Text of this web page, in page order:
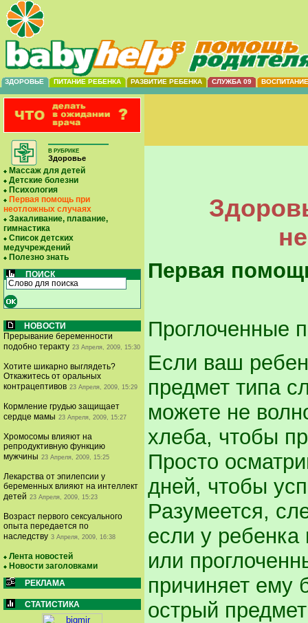
ЗДОРОВЬЕ ПИТАНИЕ РЕБЕНКА РАЗВИТИЕ РЕБЕНКА СЛУЖБА 09 ВОСПИТАНИЕ
В РУБРИКЕ
Здоровье
Массаж для детей
Детские болезни
Психология
Первая помощь при
неотложных случаях
Закаливание, плавание,
гимнастика
Список детских
медучреждений
Полезно знать
ПОИСК
НОВОСТИ
Прерывание беременности
подобно теракту 23 Апреля, 2009, 15:30
Хотите шикарно выглядеть?
Откажитесь от оральных
контрацептивов 23 Апреля, 2009, 15:29
Кормление грудью защищает
сердце мамы 23 Апреля, 2009, 15:27
Хромосомы влияют на
репродуктивную функцию
мужчины 23 Апреля, 2009, 15:25
Лекарства от эпилепсии у
беременных влияют на интеллект
детей 23 Апреля, 2009, 15:23
Возраст первого сексуального
опыта передается по
наследству 3 Апреля, 2009, 16:38
Лента новостей
Новости заголовками
РЕКЛАМА
СТАТИСТИКА
Первая
Проглоченные
Если ваш
предмет типа
можете не
хлеба, чтобы
Просто
дней, чтобы
Разумеется,
если у ребенка
или
причиняет ему
острый